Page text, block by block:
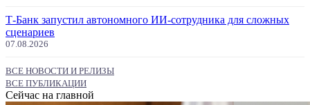
Т-Банк запустил автономного ИИ-сотрудника для сложных
сценариев
07.08.2026
ВСЕ НОВОСТИ И РЕЛИЗЫ
ВСЕ ПУБЛИКАЦИИ
Сейчас на главной